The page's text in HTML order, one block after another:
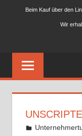
Beim Kauf über den
Wir
23. August
Mike